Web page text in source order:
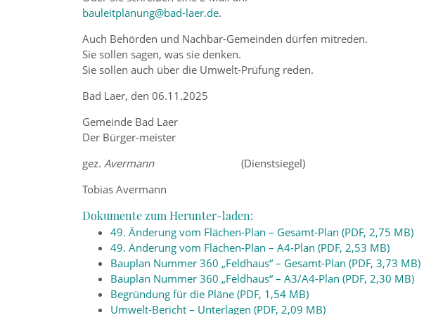
bauleitplanung@bad-laer.de.
Auch Behörden und Nachbar-Gemeinden dürfen mitreden.
Sie sollen sagen, was sie denken.
Sie sollen auch über die Umwelt-Prüfung reden.
Bad Laer, den 06.11.2025
Gemeinde Bad Laer
Der Bürger-meister
gez. Avermann (Dienstsiegel)
Tobias Avermann
Dokumente zum Herunter-laden:
49. Änderung vom Flächen-Plan – Gesamt-Plan (PDF, 2,75 MB)
49. Änderung vom Flächen-Plan – A4-Plan (PDF, 2,53 MB)
Bauplan Nummer 360 „Feldhaus“ – Gesamt-Plan (PDF, 3,73 MB)
Bauplan Nummer 360 „Feldhaus“ – A3/A4-Plan (PDF, 2,30 MB)
Begründung für die Pläne (PDF, 1,54 MB)
Umwelt-Bericht – Unterlagen (PDF, 2,09 MB)